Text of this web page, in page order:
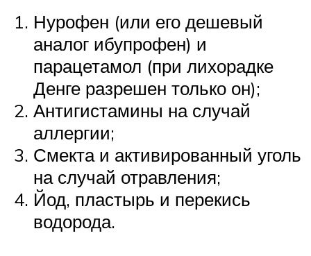
Нурофен (или его дешевый
аналог ибупрофен) и
парацетамол (при лихорадке
Денге разрешен только он);
Антигистамины на случай
аллергии;
Смекта и активированный уголь
на случай отравления;
Йод, пластырь и перекись
водорода.